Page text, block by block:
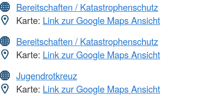
Bereitschaften / Katastrophenschutz
Karte: Link zur Google Maps Ansicht
Bereitschaften / Katastrophenschutz
Karte: Link zur Google Maps Ansicht
Jugendrotkreuz
Karte: Link zur Google Maps Ansicht